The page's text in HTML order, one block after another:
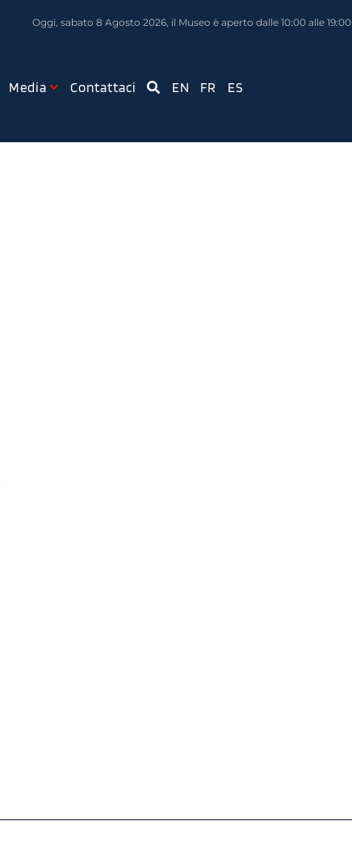
Oggi, sabato 8 Agosto 2026, il Museo è aperto dalle 10:00 alle 19:00
Media Contattaci EN FR ES